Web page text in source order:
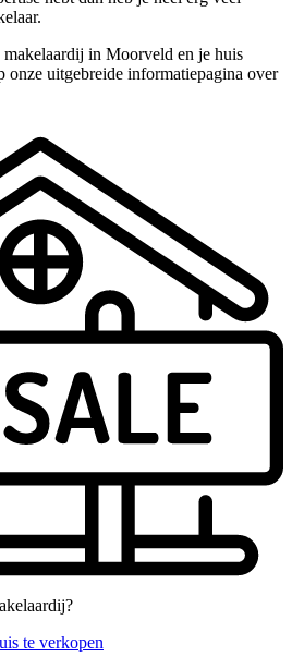
in Moorveld en je huis
onze uitgebreide informatiepagina over
te verkopen